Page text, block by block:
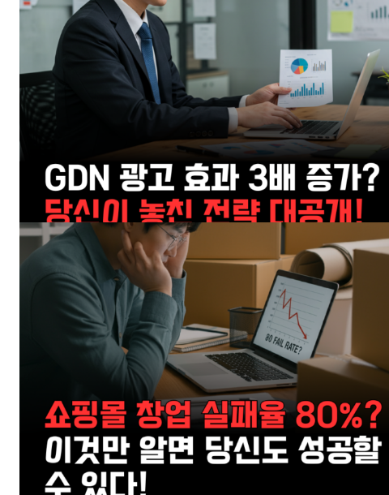
GB leader
SUBSCRIBE NOW